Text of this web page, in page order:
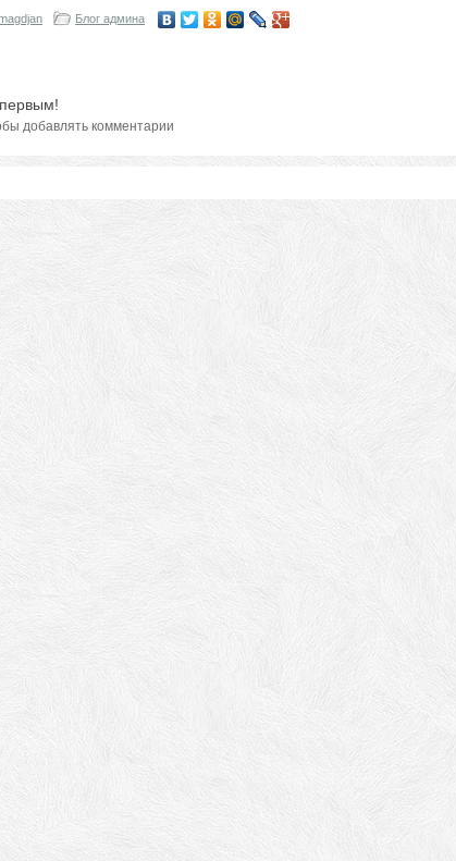
Блог админа
добавлять комментарии